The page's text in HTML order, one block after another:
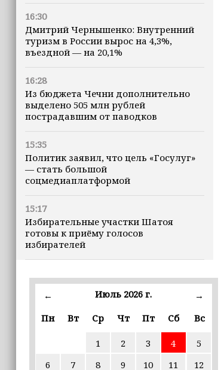
16:30
Дмитрий Чернышенко: Внутренний
туризм в России вырос на 4,3%,
въездной — на 20,1%
16:28
Из бюджета Чечни дополнительно
выделено 505 млн рублей
пострадавшим от паводков
15:35
Политик заявил, что цель «Госулуг»
— стать большой
соцмедиаплатформой
15:17
Избирательные участки Шатоя
готовы к приёму голосов
избирателей
Турция, Саудовская Аравия и
Пакистан подписали «Мекканское
Кадыров: сдача в плен становится
для многих военнослужащих ВСУ
← Июль 2026 г.
→
Пн
Вт Ср Чт Пт Сб Вс
1 2 3 4
5
6
7 8 9 10 11 12